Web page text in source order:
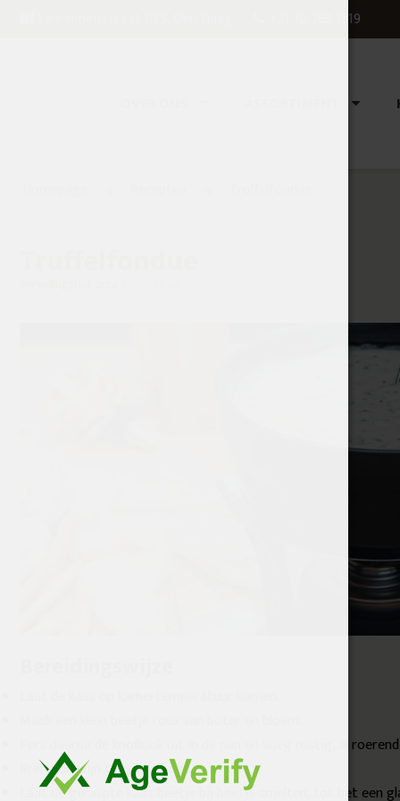
+31 70 363 1819
Pers daarna de knoflook uit in de pan en voeg rustig, al
Breng de wijn tegen de kook.
Laat de geraspte kaas beetje bij beetje smelten, tot het een